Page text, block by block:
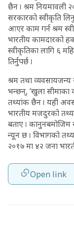
छैन । श्रम नियमावली
सरकारको स्वीकृति
आएर काम गर्न श्रम
भारतीय कामदारको
स्वीकृतिका लागि ६
तिर्नुपर्छ ।
श्रम तथा व्यवसायजन्य
भन्छन्, ‘खुला सीमाका
तथ्यांक छैन । यही
भारतीय मजदुरको
बताए ।
न्यून छ । विभागको
२०१७ मा ४२ जना
Open link